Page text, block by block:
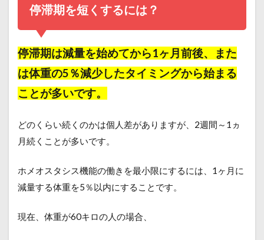
停滞期を短くするには？
停滞期は減量を始めてから1ヶ月前後、また
は体重の5％減少したタイミングから始まる
ことが多いです。
どのくらい続くのかは個人差がありますが、2週間～1ヵ
月続くことが多いです。
ホメオスタシス機能の働きを最小限にするには、1ヶ月に
減量する体重を5％以内にすることです。
現在、体重が60キロの人の場合、